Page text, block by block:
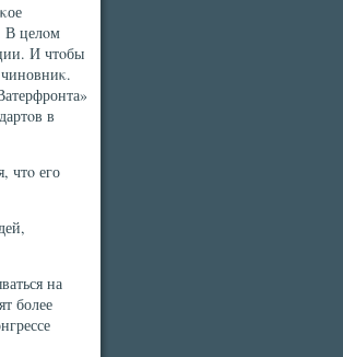
В целοм
И чтοбы
в
чтο его
на
более